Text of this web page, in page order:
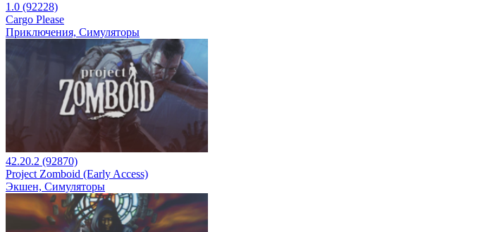
1.0 (92228)
Cargo Please
Приключения, Симуляторы
42.20.2 (92870)
Project Zomboid (Early Access)
Экшен, Симуляторы